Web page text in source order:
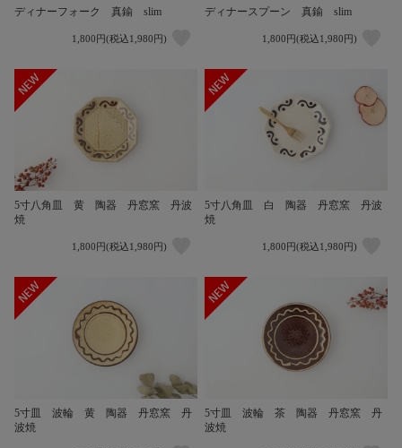
ディナーフォーク 真鍮 slim
1,800円(税込1,980円)
ディナースプーン 真鍮 slim
1,800円(税込1,980円)
5寸八角皿 黄 陶器 丹窓窯 丹波
焼
1,800円(税込1,980円)
5寸八角皿 白 陶器 丹窓窯 丹波
焼
1,800円(税込1,980円)
5寸皿 波輪 黄 陶器 丹窓窯 丹
波焼
5寸皿 波輪 茶 陶器 丹窓窯 丹
波焼